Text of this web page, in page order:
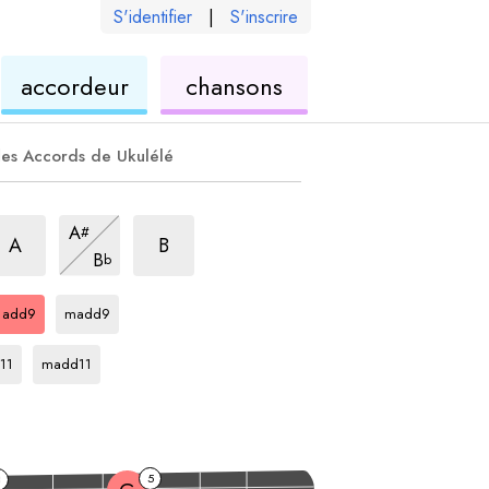
S'identifier | S'inscrire
accordeurukuléléchansons
Accords de Ukulélé
A
A#
arpège
Bb
add9
B
add9
madd9
arpège
madd11
5